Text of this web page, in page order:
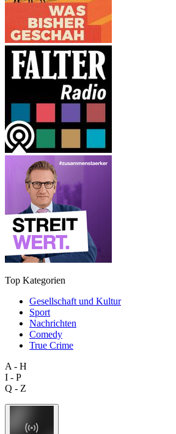
Top Kategorien
Gesellschaft und Kultur
Sport
Nachrichten
Comedy
True Crime
A - H
I - P
Q - Z